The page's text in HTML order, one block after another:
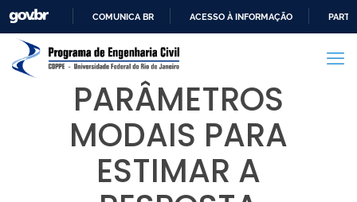
PARA
CONTEÚDO
COMUNICA BR ACESSO À INFORMAÇÃO
PARÂMETROS
MODAIS PARA
ESTIMAR A